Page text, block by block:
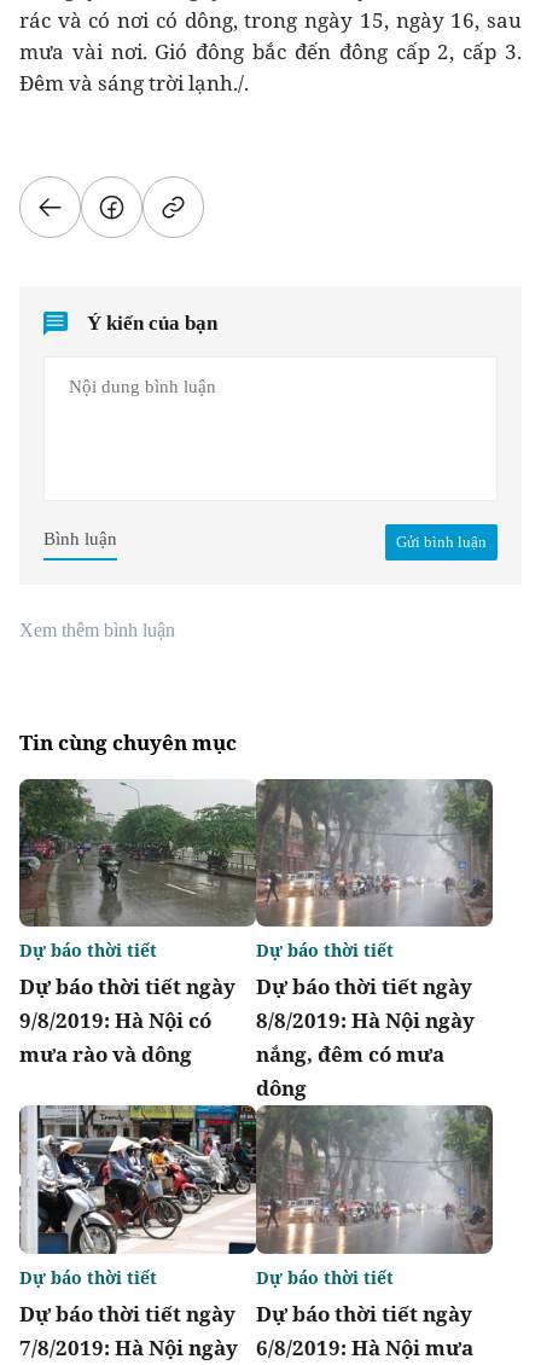
rác và có nơi có dông, trong ngày 15, ngày 16, sau
mưa vài nơi. Gió đông bắc đến đông cấp 2, cấp 3.
Đêm và sáng trời lạnh./.
Ý kiến của bạn
Gửi bình luận
Bình luận
Xem thêm bình luận
Tin cùng chuyên mục
Dự báo thời tiết ngày
9/8/2019: Hà Nội có
mưa rào và dông
Dự báo thời tiết
Dự báo thời tiết ngày
8/8/2019: Hà Nội ngày
nắng, đêm có mưa
dông
Dự báo thời tiết
Dự báo thời tiết ngày
7/8/2019: Hà Nội ngày
Dự báo thời tiết
Dự báo thời tiết ngày
6/8/2019: Hà Nội mưa
Dự báo thời tiết